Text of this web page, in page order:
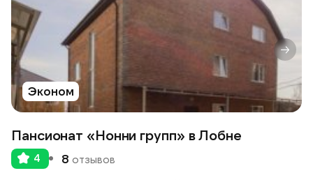
Эконом
Пансионат «Нонни групп» в Лобне
4 8 отзывов